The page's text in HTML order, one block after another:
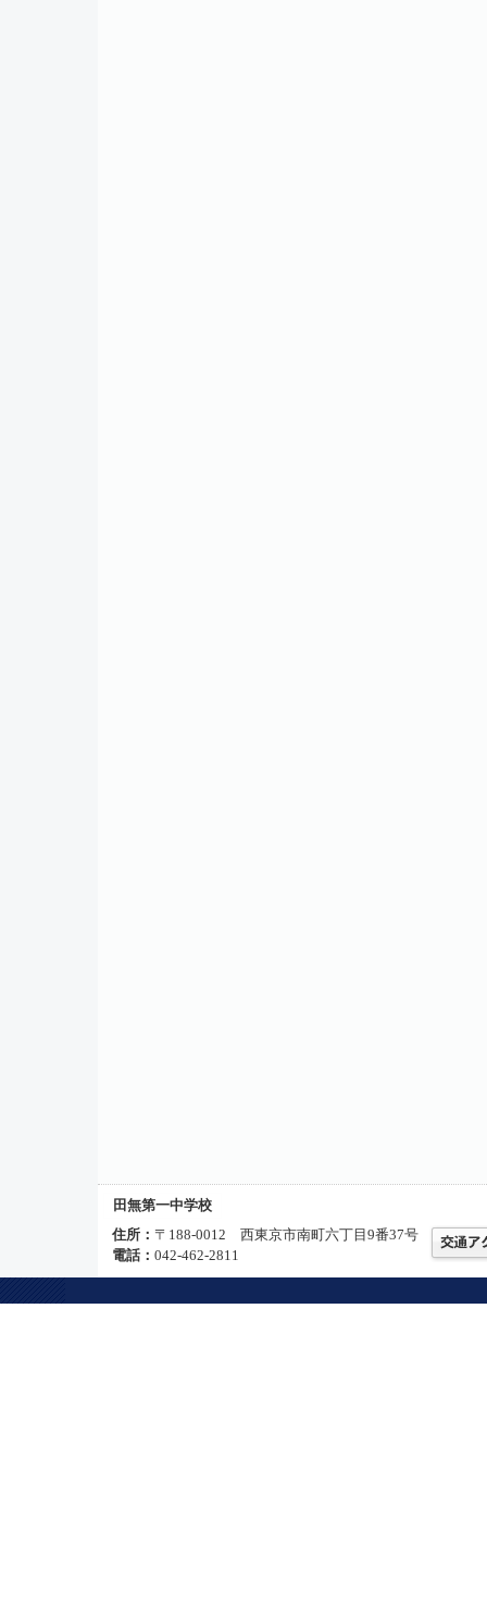
田無第一中学校
住所： 〒188-0012 西東京市南町六丁目9番37号
電話： 042-462-2811